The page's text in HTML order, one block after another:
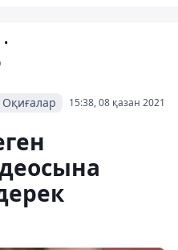
15:38, 08 қазан 2021
Оқиғалар